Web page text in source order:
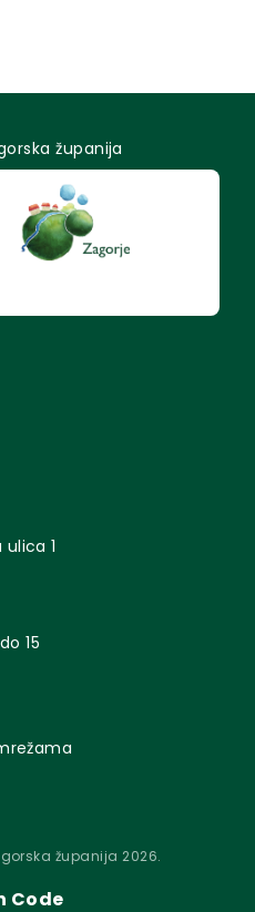
županija
1
15
županija 2026.
Code